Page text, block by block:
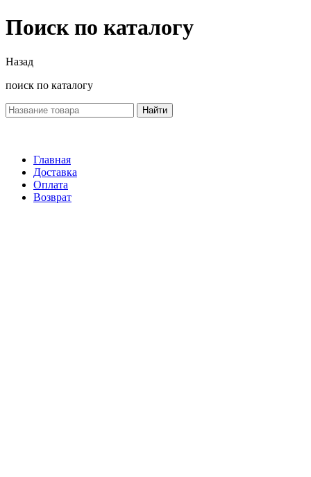
Поиск по каталогу
Назад
поиск по каталогу
Найти
Главная
Доставка
Оплата
Возврат